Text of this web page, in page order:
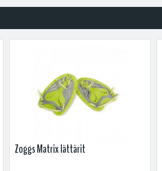
Zoggs Matrix lättärit